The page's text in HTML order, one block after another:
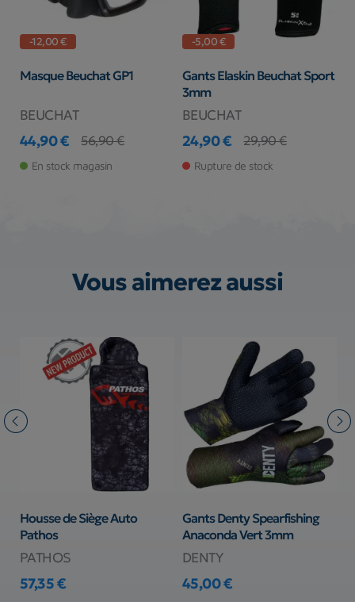
-12,00 €
Masque Beuchat GP1
BEUCHAT
Prix
44,90 €
Prix de base
56,90 €
En stock magasin
-5,00 €
Gants Elaskin Beuchat Sport
3mm
BEUCHAT
Prix
24,90 €
Prix de base
29,90 €
Rupture de stock
Vous aimerez aussi
Spearfishing
Vert 3mm
Gants Pathos Amara Ocean
Gants Spetton
3mm